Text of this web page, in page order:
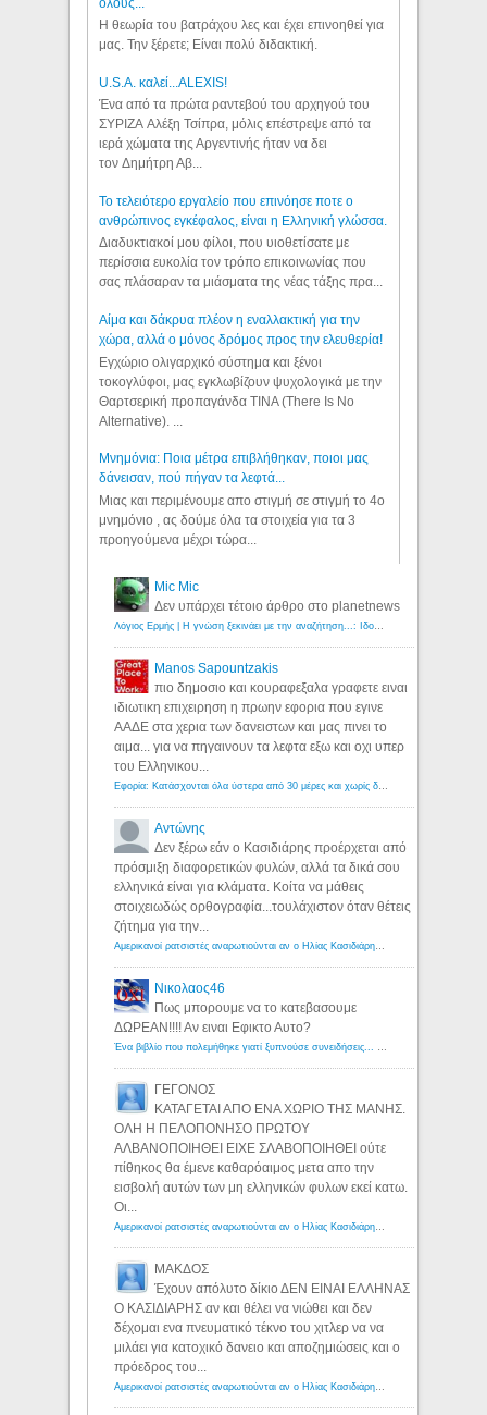
Η θεωρία του βατράχου λες και έχει επινοηθεί για
μας. Την ξέρετε; Είναι πολύ διδακτική.
U.S.A. καλεί...ALEXIS!
Ένα από τα πρώτα ραντεβού του αρχηγού του
ΣΥΡΙΖΑ Αλέξη Τσίπρα, μόλις επέστρεψε από τα
ιερά χώματα της Αργεντινής ήταν να δει
τον Δημήτρη Αβ...
Το τελειότερο εργαλείο που επινόησε ποτε ο
ανθρώπινος εγκέφαλος, είναι η Ελληνική γλώσσα.
Διαδυκτιακοί μου φίλοι, που υιοθετίσατε με
περίσσια ευκολία τον τρόπο επικοινωνίας που
σας πλάσαραν τα μιάσματα της νέας τάξης πρα...
Αίμα και δάκρυα πλέον η εναλλακτική για την
χώρα, αλλά ο μόνος δρόμος προς την ελευθερία!
Εγχώριο ολιγαρχικό σύστημα και ξένοι
τοκογλύφοι, μας εγκλωβίζουν ψυχολογικά με την
Θαρτσερική προπαγάνδα TINA (There Is No
Alternative). ...
Μνημόνια: Ποια μέτρα επιβλήθηκαν, ποιοι μας
δάνεισαν, πού πήγαν τα λεφτά...
Μιας και περιμένουμε απο στιγμή σε στιγμή το 4ο
μνημόνιο , ας δούμε όλα τα στοιχεία για τα 3
προηγούμενα μέχρι τώρα...
Mic Mic
Δεν υπάρχει τέτοιο άρθρο στο planetnews
Λόγιος Ερμής | Η γνώση ξεκινάει με την αναζήτηση...: Ιδού οι 18 που χρωστούν 11 δις ευρώ!
Manos Sapountzakis
πιο δημοσιο και κουραφεξαλα γραφετε ειναι
ιδιωτικη επιχειρηση η πρωην εφορια που εγινε
ΑΑΔΕ στα χερια των δανειστων και μας πινει το
αιμα... για να πηγαινουν τα λεφτα εξω και οχι υπερ
του Ελληνικου...
Εφορία: Κατάσχονται όλα ύστερα από 30 μέρες και χωρίς δικαστικές αποφάσεις - Λόγιος Ερμής
Αντώνης
Δεν ξέρω εάν ο Κασιδιάρης προέρχεται από
πρόσμιξη διαφορετικών φυλών, αλλά τα δικά σου
ελληνικά είναι για κλάματα. Κοίτα να μάθεις
στοιχειωδώς ορθογραφία...τουλάχιστον όταν θέτεις
ζήτημα για την...
Αμερικανοί ρατσιστές αναρωτιούνται αν ο Ηλίας Κασιδιάρης ανήκει στη λευκή φυλή... - Λόγιος Ερμής
Νικολαος46
Πως μπορουμε να το κατεβασουμε
ΔΩΡΕΑΝ!!!! Αν ειναι Εφικτο Αυτο?
Ένα βιβλίο που πολεμήθηκε γιατί ξυπνούσε συνειδήσεις... - Λόγιος Ερμής | Η γνώση ξεκινάει με την αναζήτηση...
ΓΕΓΟΝΟΣ
ΚΑΤΑΓΕΤΑΙ ΑΠΟ ΕΝΑ ΧΩΡΙΟ ΤΗΣ ΜΑΝΗΣ.
ΟΛΗ Η ΠΕΛΟΠΟΝΗΣΟ ΠΡΩΤΟΥ
ΑΛΒΑΝΟΠΟΙΗΘΕΙ ΕΙΧΕ ΣΛΑΒΟΠΟΙΗΘΕΙ ούτε
πίθηκος θα έμενε καθαρόαιμος μετα απο την
εισβολή αυτών των μη ελληνικών φυλων εκεί κατω.
Οι...
Αμερικανοί ρατσιστές αναρωτιούνται αν ο Ηλίας Κασιδιάρης ανήκει στη λευκή φυλή... - Λόγιος Ερμής
ΜΑΚΔΟΣ
Έχουν απόλυτο δίκιο ΔΕΝ ΕΙΝΑΙ ΕΛΛΗΝΑΣ
Ο ΚΑΣΙΔΙΑΡΗΣ αν και θέλει να νιώθει και δεν
δέχομαι ενα πνευματικό τέκνο του χιτλερ να να
μιλάει για κατοχικό δανειο και αποζημιώσεις και ο
πρόεδρος του...
Αμερικανοί ρατσιστές αναρωτιούνται αν ο Ηλίας Κασιδιάρης ανήκει στη λευκή φυλή... - Λόγιος Ερμής